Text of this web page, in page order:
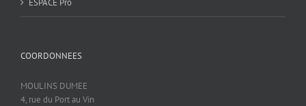
ESPACE Pro
COORDONNEES
MOULINS DUMEE
4, rue du Port au Vin